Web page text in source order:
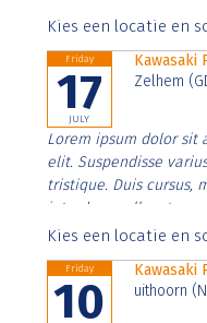
Aenean faucibus nibh
Kies een locatie en
Friday
17
JULY
Kawasaki
Zelhem
Lorem ipsum dolor sit
elit. Suspendisse
tristique. Duis cursus,
interdum nulla, ut
Aenean faucibus nibh
Kies een locatie en
Friday
10
Kawasaki
uithoorn